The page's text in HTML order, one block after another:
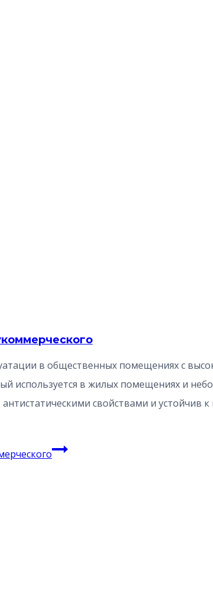
в общественных помещениях с
используется в жилых помещениях и
свойствами и устойчив